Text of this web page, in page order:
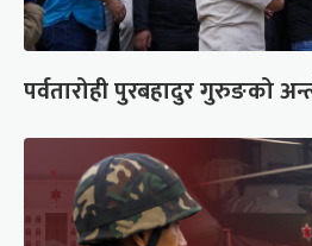
पर्वतारोही पुरबहादुर गुरुङको